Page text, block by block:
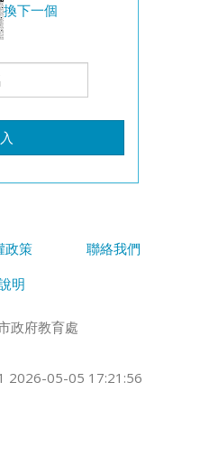
換下一個
政策
聯絡我們
明
政府教育處
2026-05-05 17:21:56